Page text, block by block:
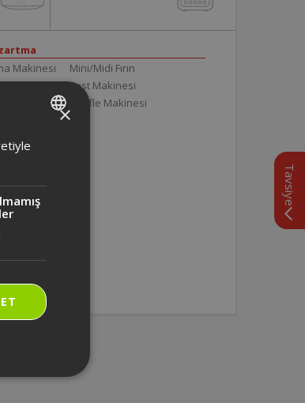
Makinesi
Sefer Tası
Mini/Midi Fırın
Tost Makinesi
Waffle Makinesi
Tavsiye
TURKISH
×